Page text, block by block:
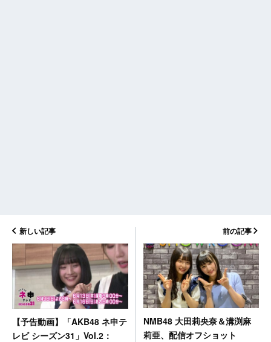
新しい記事
【予告動画】「AKB48 ネ申テ
レビ シーズン31」Vol.2：
前の記事
NMB48 大田莉央奈＆溝渕麻
莉亜、配信オフショット